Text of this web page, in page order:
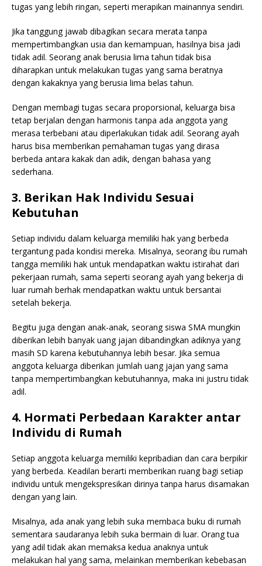
tugas yang lebih ringan, seperti merapikan mainannya sendiri.
Jika tanggung jawab dibagikan secara merata tanpa
mempertimbangkan usia dan kemampuan, hasilnya bisa jadi
tidak adil. Seorang anak berusia lima tahun tidak bisa
diharapkan untuk melakukan tugas yang sama beratnya
dengan kakaknya yang berusia lima belas tahun.
Dengan membagi tugas secara proporsional, keluarga bisa
tetap berjalan dengan harmonis tanpa ada anggota yang
merasa terbebani atau diperlakukan tidak adil. Seorang ayah
harus bisa memberikan pemahaman tugas yang dirasa
berbeda antara kakak dan adik, dengan bahasa yang
sederhana.
3. Berikan Hak Individu Sesuai
Kebutuhan
Setiap individu dalam keluarga memiliki hak yang berbeda
tergantung pada kondisi mereka. Misalnya, seorang ibu rumah
tangga memiliki hak untuk mendapatkan waktu istirahat dari
pekerjaan rumah, sama seperti seorang ayah yang bekerja di
luar rumah berhak mendapatkan waktu untuk bersantai
setelah bekerja.
Begitu juga dengan anak-anak, seorang siswa SMA mungkin
diberikan lebih banyak uang jajan dibandingkan adiknya yang
masih SD karena kebutuhannya lebih besar. Jika semua
anggota keluarga diberikan jumlah uang jajan yang sama
tanpa mempertimbangkan kebutuhannya, maka ini justru tidak
adil.
4. Hormati Perbedaan Karakter antar
Individu di Rumah
Setiap anggota keluarga memiliki kepribadian dan cara berpikir
yang berbeda. Keadilan berarti memberikan ruang bagi setiap
individu untuk mengekspresikan dirinya tanpa harus disamakan
dengan yang lain.
Misalnya, ada anak yang lebih suka membaca buku di rumah
sementara saudaranya lebih suka bermain di luar. Orang tua
yang adil tidak akan memaksa kedua anaknya untuk
melakukan hal yang sama, melainkan memberikan kebebasan